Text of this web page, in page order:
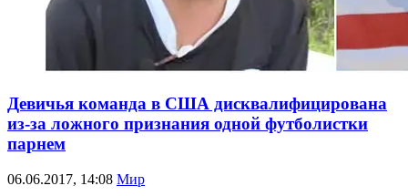
Девичья команда в США дисквалифицирована
из-за ложного признания одной футболистки
парнем
06.06.2017, 14:08 Мир